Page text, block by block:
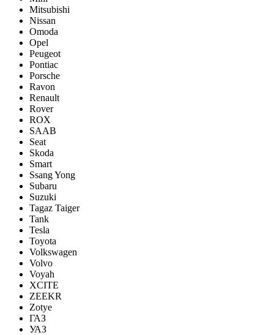
Mitsubishi
Nissan
Omoda
Opel
Peugeot
Pontiac
Porsсhe
Ravon
Renault
Rover
ROX
SAAB
Seat
Skoda
Smart
Ssang Yong
Subaru
Suzuki
Tagaz Taiger
Tank
Tesla
Toyota
Volkswagen
Volvo
Voyah
XCITE
ZEEKR
Zotye
ГАЗ
УАЗ